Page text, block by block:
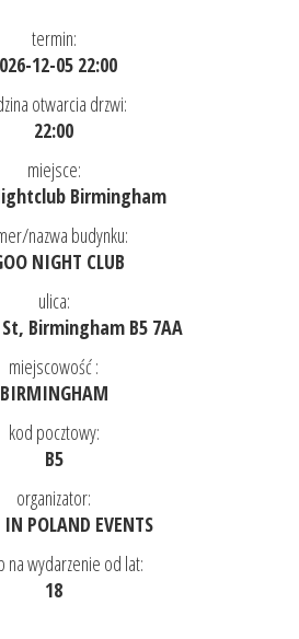
termin:
12-05 22:00
otwarcia drzwi:
22:00
miejsce:
Birmingham
nazwa budynku:
NIGHT CLUB
ulica:
Birmingham B5 7AA
miejscowość :
BIRMINGHAM
kod pocztowy:
B5
organizator:
POLAND EVENTS
na wydarzenie od lat:
18